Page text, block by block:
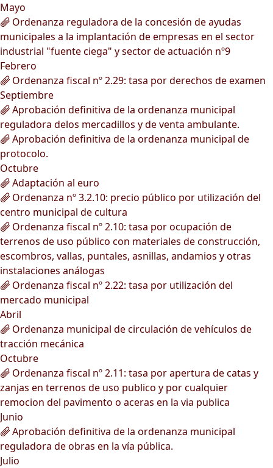
Mayo
Ordenanza reguladora de la concesión de ayudas
municipales a la implantación de empresas en el sector
industrial "fuente ciega" y sector de actuación nº9
Febrero
Ordenanza fiscal nº 2.29: tasa por derechos de examen
Septiembre
Aprobación definitiva de la ordenanza municipal
reguladora delos mercadillos y de venta ambulante.
Aprobación definitiva de la ordenanza municipal de
protocolo.
Octubre
Adaptación al euro
Ordenanza nº 3.2.10: precio público por utilización del
centro municipal de cultura
Ordenanza fiscal nº 2.10: tasa por ocupación de
terrenos de uso público con materiales de construcción,
escombros, vallas, puntales, asnillas, andamios y otras
instalaciones análogas
Ordenanza fiscal nº 2.22: tasa por utilización del
mercado municipal
Abril
Ordenanza municipal de circulación de vehículos de
tracción mecánica
Octubre
Ordenanza fiscal nº 2.11: tasa por apertura de catas y
zanjas en terrenos de uso publico y por cualquier
remocion del pavimento o aceras en la via publica
Junio
Aprobación definitiva de la ordenanza municipal
reguladora de obras en la vía pública.
Julio